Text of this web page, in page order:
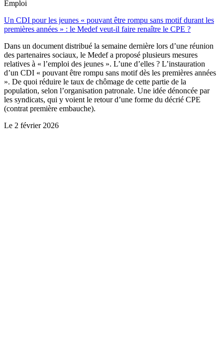
Emploi
Un CDI pour les jeunes « pouvant être rompu sans motif durant les
premières années » : le Medef veut-il faire renaître le CPE ?
Dans un document distribué la semaine dernière lors d’une réunion
des partenaires sociaux, le Medef a proposé plusieurs mesures
relatives à « l’emploi des jeunes ». L’une d’elles ? L’instauration
d’un CDI « pouvant être rompu sans motif dès les premières années
». De quoi réduire le taux de chômage de cette partie de la
population, selon l’organisation patronale. Une idée dénoncée par
les syndicats, qui y voient le retour d’une forme du décrié CPE
(contrat première embauche).
Le 2 février 2026